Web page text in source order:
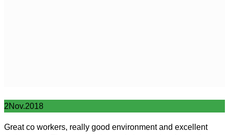
2Nov.2018
Great co workers, really good environment and excellent